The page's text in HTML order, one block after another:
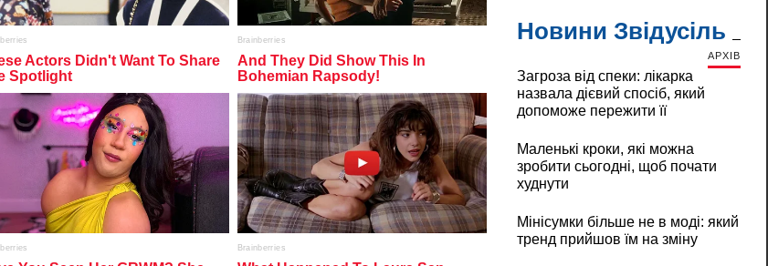
Новини Звідусіль
АРХІВ
Загроза від спеки: лікарка
назвала дієвий спосіб, який
допоможе пережити її
Маленькі кроки, які можна
зробити сьогодні, щоб почати
худнути
Мінісумки більше не в моді: який
тренд прийшов їм на зміну